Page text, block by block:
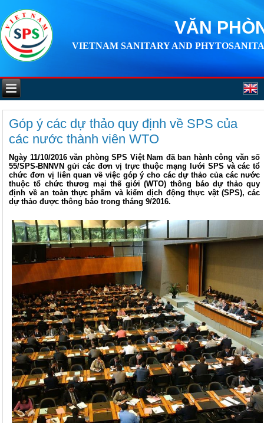
VĂN
VIETNAM SANITARY AND
Góp ý các dự thảo quy định về SPS của
các nước thành viên WTO
Ngày 11/10/2016 văn phòng SPS Việt Nam đã ban hành công văn số
55/SPS-BNNVN gửi các đơn vị trực thuộc mạng lưới SPS và các tổ
chức đơn vị liên quan về việc góp ý cho các dự thảo của các nước
thuộc tổ chức thươg mại thế giới (WTO) thông báo dự thảo quy
định về an toàn thực phẩm và kiểm dịch động thực vật (SPS), các
dự thảo được thông báo trong tháng 9/2016.